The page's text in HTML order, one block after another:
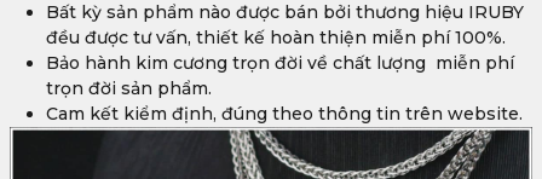
Bất kỳ sản phẩm nào được bán bởi thương hiệu IRUBY
đều được tư vấn, thiết kế hoàn thiện miễn phí 100%.
Bảo hành kim cương trọn đời về chất lượng miễn phí
trọn đời sản phẩm.
Cam kết kiểm định, đúng theo thông tin trên website.